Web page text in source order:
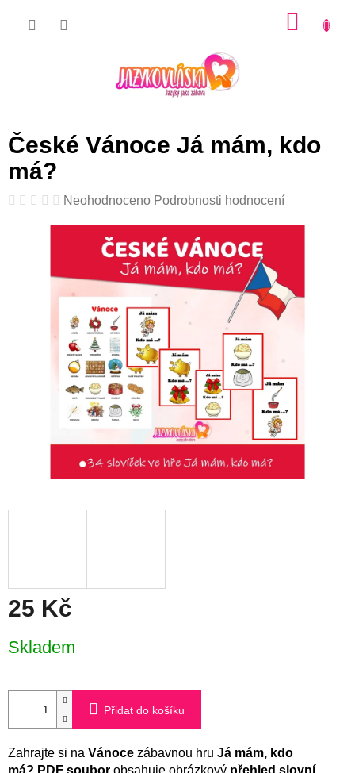
České Vánoce Já mám, kdo
má?
Průměrné
produktu
hvězdiček.
Neohodnoceno Podrobnosti hodnocení
25 Kč
cena:
Skladem
Přidat do košíku
Zahrajte si na Vánoce zábavnou hru Já mám, kdo
má? PDF soubor obsahuje obrázkový přehled slovní